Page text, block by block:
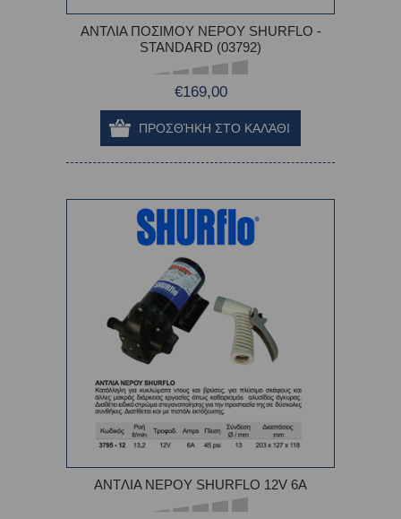
ΑΝΤΛΙΑ ΠΟΣΙΜΟΥ ΝΕΡΟΥ SHURFLO -
STANDARD (03792)
€169,00
ANTΛΙΑ ΝΕΡΟΥ SHURFLO 12V 6A